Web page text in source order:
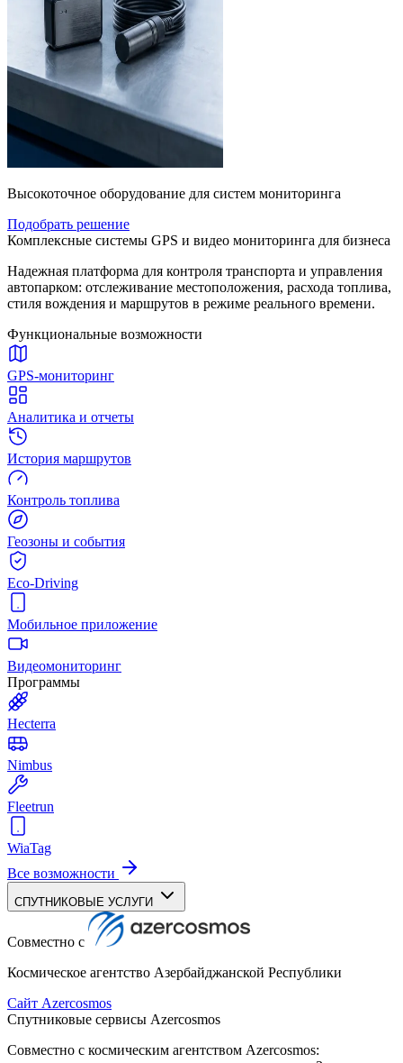
Высокоточное оборудование для систем мониторинга
Подобрать решение
Комплексные системы GPS и видео мониторинга для бизнеса
Надежная платформа для контроля транспорта и управления
автопарком: отслеживание местоположения, расхода топлива,
стиля вождения и маршрутов в режиме реального времени.
Функциональные возможности
GPS-мониторинг
Аналитика и отчеты
История маршрутов
Контроль топлива
Геозоны и события
Eco-Driving
Мобильное приложение
Видеомониторинг
Программы
Hecterra
Nimbus
Fleetrun
WiaTag
Все возможности
СПУТНИКОВЫЕ УСЛУГИ
Совместно с
Космическое агентство Азербайджанской Республики
Сайт Azercosmos
Спутниковые сервисы Azercosmos
Совместно с космическим агентством Azercosmos: